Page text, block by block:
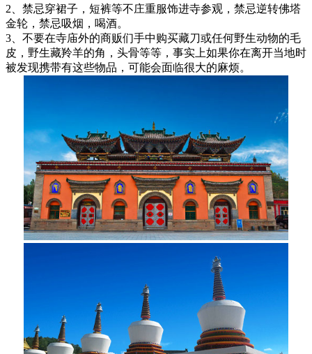
2、禁忌穿裙子，短裤等不庄重服饰进寺参观，禁忌逆转佛塔
金轮，禁忌吸烟，喝酒。
3、不要在寺庙外的商贩们手中购买藏刀或任何野生动物的毛
皮，野生藏羚羊的角，头骨等等，事实上如果你在离开当地时
被发现携带有这些物品，可能会面临很大的麻烦。